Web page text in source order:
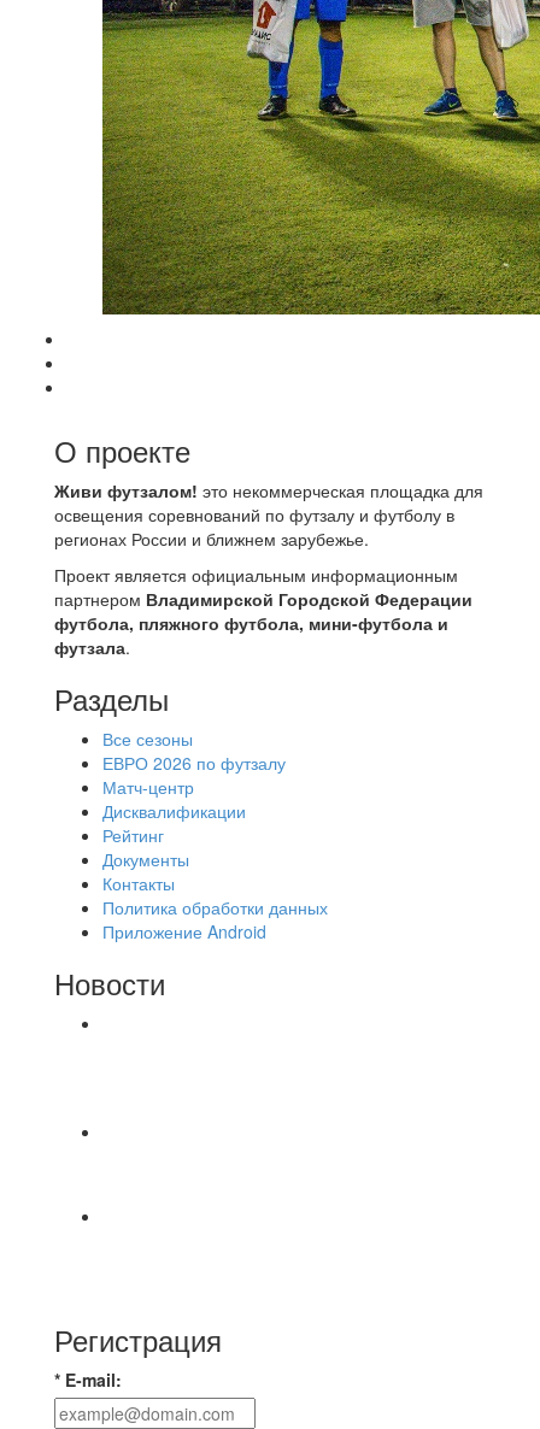
О проекте
Живи футзалом! это некоммерческая площадка для
освещения соревнований по футзалу и футболу в
регионах России и ближнем зарубежье.
Проект является официальным информационным
партнером Владимирской Городской Федерации
футбола, пляжного футбола, мини-футбола и
футзала.
Разделы
Все сезоны
ЕВРО 2026 по футзалу
Матч-центр
Дисквалификации
Рейтинг
Документы
Контакты
Политика обработки данных
Приложение Android
Новости
Регистрация
* E-mail: